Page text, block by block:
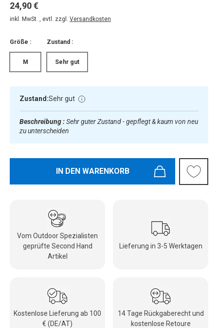
24,90 €
inkl. MwSt. , evtl. zzgl. Versandkosten
Größe :
M
Zustand :
Sehr gut
Zustand:Sehr gut
Beschreibung :Sehr guter Zustand - gepflegt & kaum von neu
zu unterscheiden
IN DEN WARENKORB
Vom Outdoor Spezialisten
geprüfte Second Hand
Artikel
Lieferung in 3-5 Werktagen
Kostenlose Lieferung ab 100
€ (DE/AT)
14 Tage Rückgaberecht und
kostenlose Retoure